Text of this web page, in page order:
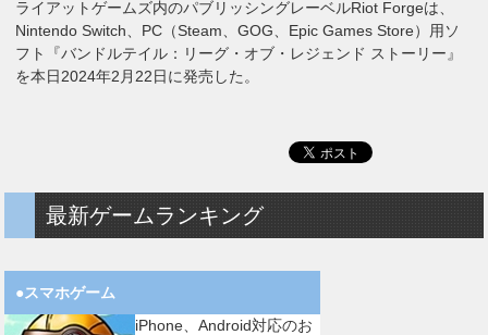
ライアットゲームズ内のパブリッシングレーベルRiot Forgeは、
Nintendo Switch、PC（Steam、GOG、Epic Games Store）用ソ
フト『バンドルテイル：リーグ・オブ・レジェンド ストーリー』
を本日2024年2月22日に発売した。
最新ゲームランキング
●スマホゲーム
iPhone、Android対応のお